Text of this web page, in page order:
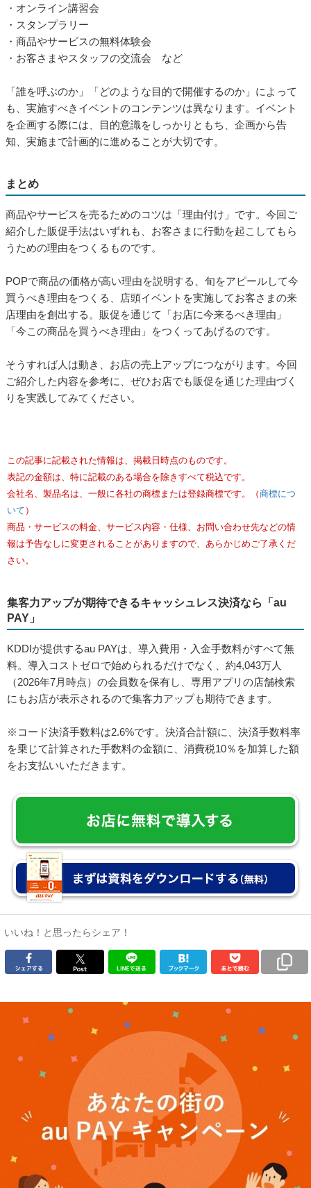
・オンライン講習会
・スタンプラリー
・商品やサービスの無料体験会
・お客さまやスタッフの交流会 など
「誰を呼ぶのか」「どのような目的で開催するのか」によって
も、実施すべきイベントのコンテンツは異なります。イベント
を企画する際には、目的意識をしっかりともち、企画から告
知、実施まで計画的に進めることが大切です。
まとめ
商品やサービスを売るためのコツは「理由付け」です。今回ご
紹介した販促手法はいずれも、お客さまに行動を起こしてもら
うための理由をつくるものです。
POPで商品の価格が高い理由を説明する、旬をアピールして今
買うべき理由をつくる、店頭イベントを実施してお客さまの来
店理由を創出する。販促を通じて「お店に今来るべき理由」
「今この商品を買うべき理由」をつくってあげるのです。
そうすれば人は動き、お店の売上アップにつながります。今回
ご紹介した内容を参考に、ぜひお店でも販促を通じた理由づく
りを実践してみてください。
この記事に記載された情報は、掲載日時点のものです。
表記の金額は、特に記載のある場合を除きすべて税込です。
会社名、製品名は、一般に各社の商標または登録商標です。（ 商標につ
いて ）
商品・サービスの料金、サービス内容・仕様、お問い合わせ先などの情
報は予告なしに変更されることがありますので、あらかじめご了承くだ
さい。
集客力アップが期待できるキャッシュレス決済なら「au
PAY」
KDDIが提供するau PAYは、導入費用・入金手数料がすべて無
料。導入コストゼロで始められるだけでなく、約4,043万人
（2026年7月時点）の会員数を保有し、専用アプリの店舗検索
にもお店が表示されるので集客力アップも期待できます。
※コード決済手数料は2.6%です。決済合計額に、決済手数料率
を乗じて計算された手数料の金額に、消費税10％を加算した額
をお支払いいただきます。
いいね！と思ったらシェア！